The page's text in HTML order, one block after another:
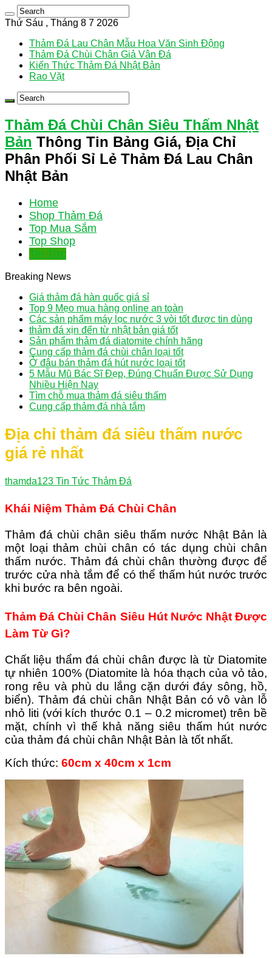
Thứ Sáu , Tháng 8 7 2026
Thảm Đá Lau Chân Mẫu Hoa Văn Sinh Động
Thảm Đá Chùi Chân Giả Vân Đá
Kiến Thức Thảm Đá Nhật Bản
Rao Vặt
Thảm Đá Chùi Chân Siêu Thấm Nhật
Bản Thông Tin Bảng Giá, Địa Chỉ
Phân Phối Sỉ Lẻ Thảm Đá Lau Chân
Nhật Bản
Home
Shop Thảm Đá
Top Mua Sắm
Top Shop
Tin Tức
Breaking News
Giá thảm đá hàn quốc giá sỉ
Top 9 Mẹo mua hàng online an toàn
Các sản phẩm máy lọc nước 3 vòi tốt được tin dùng
thảm đá xịn đến từ nhật bản giá tốt
Sản phẩm thảm đá diatomite chính hãng
Cung cấp thảm đá chùi chân loại tốt
Ở đâu bán thảm đá hút nước loại tốt
5 Mẫu Mũ Bác Sĩ Đẹp, Đúng Chuẩn Được Sử Dụng
Nhiều Hiện Nay
Tìm chỗ mua thảm đá siêu thấm
Cung cấp thảm đá nhà tắm
Địa chỉ thảm đá siêu thấm nước
giá rẻ nhất
thamda123 Tin Tức Thảm Đá
Khái Niệm Thảm Đá Chùi Chân
Thảm đá chùi chân siêu thấm nước Nhật Bản là
một loại thảm chùi chân có tác dụng chùi chân
thấm nước. Thảm đá chùi chân thường được để
trước cửa nhà tắm để có thể thấm hút nước trước
khi bước ra bên ngoài.
Thảm Đá Chùi Chân Siêu Hút Nước Nhật Được
Làm Từ Gì?
Chất liệu thẩm đá chùi chân được là từ Diatomite
tự nhiên 100% (Diatomite là hóa thạch của vỏ tảo,
rong rêu và phù du lắng cặn dưới đáy sông, hồ,
biển). Thảm đá chùi chân Nhật Bản có vô vàn lỗ
nhỏ liti (với kích thước 0.1 – 0.2 micromet) trên bề
mặt, chính vì thế khả năng siêu thấm hút nước
của thảm đá chùi chân Nhật Bản là tốt nhất.
Kích thức: 60cm x 40cm x 1cm